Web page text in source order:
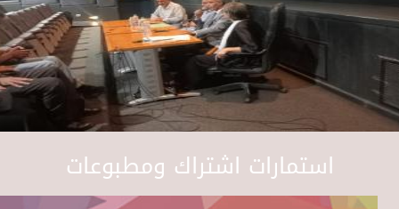
استمارات اشتراك ومطبوعات